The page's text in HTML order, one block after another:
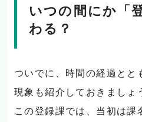
いつの間にか「
わる？
ついでに、時間の経過とと
現象も紹介しておきましょ
この登録課では、当初は課